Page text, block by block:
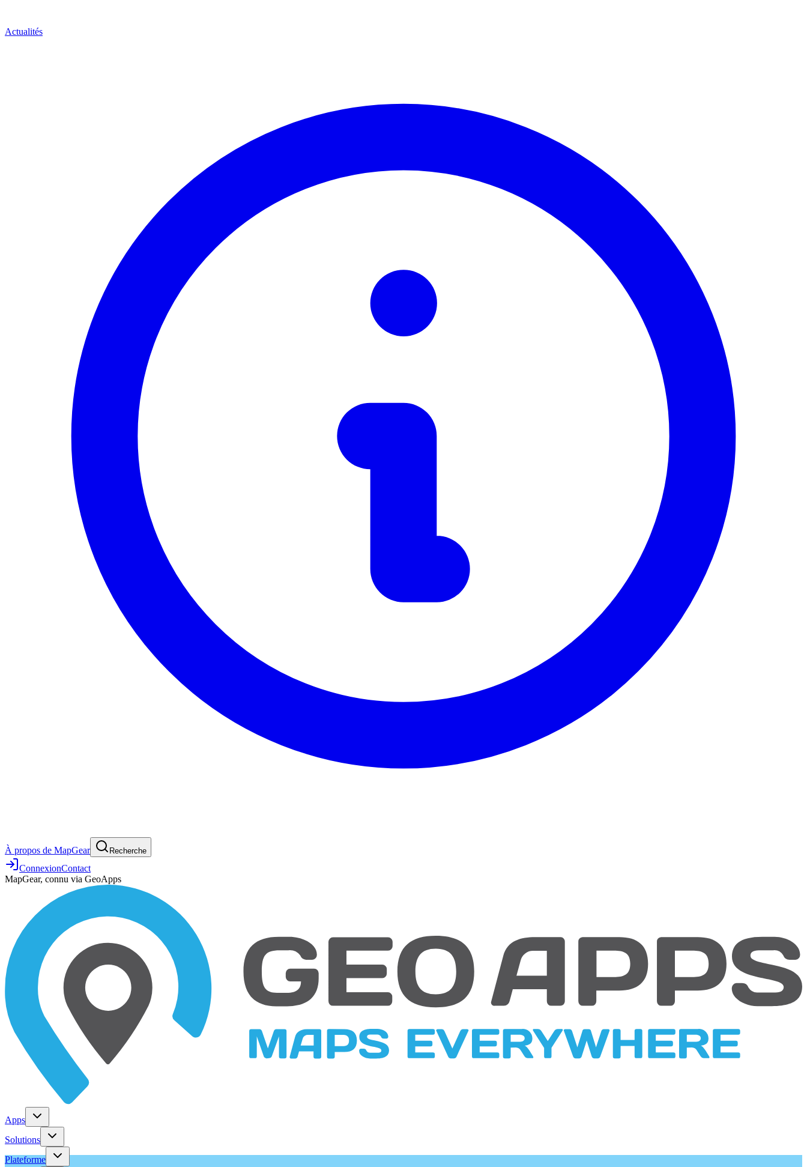
Actualités
À propos de MapGear Recherche
ConnexionContact
MapGear, connu via GeoApps
Apps
Solutions
Plateforme